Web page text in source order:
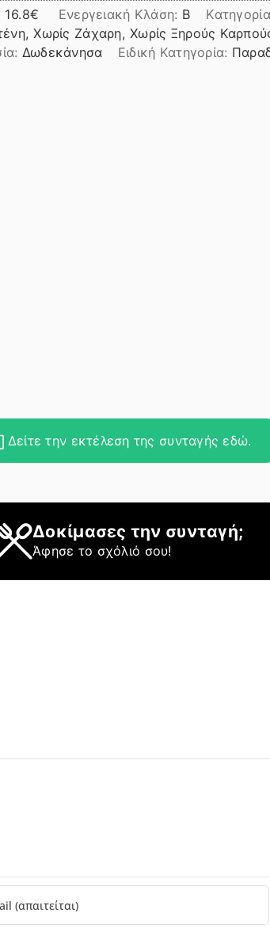
16.8 Ενεργειακή Κλάση: B
Χωρίς Ζάχαρη, Χωρίς Ξηρούς
Δωδεκάνησα Ειδική Κατηγορία:
Δείτε την εκτέλεση της συνταγής εδώ.
Δοκίμασες την συνταγή;
Άφησε το σχόλιό σου!